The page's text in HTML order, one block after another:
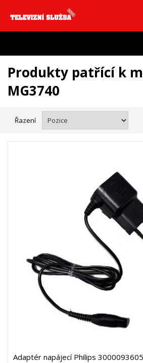
Vzhledem k aktuální situaci se může dodání
zpozdit. Děkujeme za
Produkty patřící k
MG3740
Řazení
Adaptér napájecí Philips